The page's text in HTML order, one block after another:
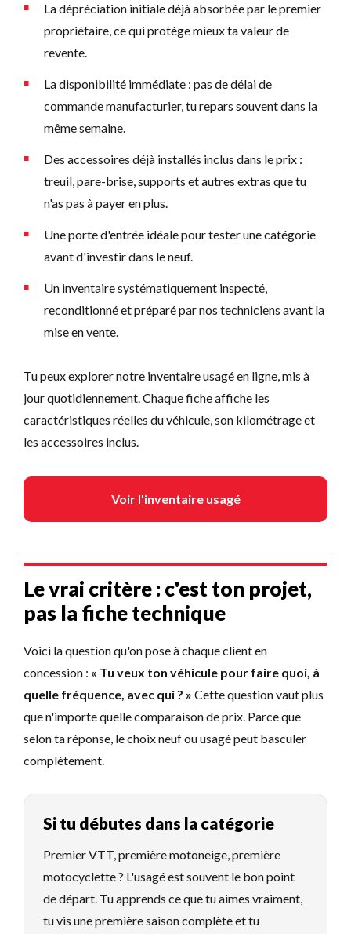
La dépréciation initiale déjà absorbée par le premier
propriétaire, ce qui protège mieux ta valeur de
revente.
La disponibilité immédiate : pas de délai de
commande manufacturier, tu repars souvent dans la
même semaine.
Des accessoires déjà installés inclus dans le prix :
treuil, pare-brise, supports et autres extras que tu
n'as pas à payer en plus.
Une porte d'entrée idéale pour tester une catégorie
avant d'investir dans le neuf.
Un inventaire systématiquement inspecté,
reconditionné et préparé par nos techniciens avant la
mise en vente.
Tu peux explorer notre inventaire usagé en ligne, mis à
jour quotidiennement. Chaque fiche affiche les
caractéristiques réelles du véhicule, son kilométrage et
les accessoires inclus.
Voir l'inventaire usagé
Le vrai critère : c'est ton projet,
pas la fiche technique
Voici la question qu'on pose à chaque client en
concession : « Tu veux ton véhicule pour faire quoi, à
quelle fréquence, avec qui ? » Cette question vaut plus
que n'importe quelle comparaison de prix. Parce que
selon ta réponse, le choix neuf ou usagé peut basculer
complètement.
Si tu débutes dans la catégorie
Premier VTT, première motoneige, première
motocyclette ? L'usagé est souvent le bon point
de départ. Tu apprends ce que tu aimes vraiment,
tu vis une première saison complète et tu